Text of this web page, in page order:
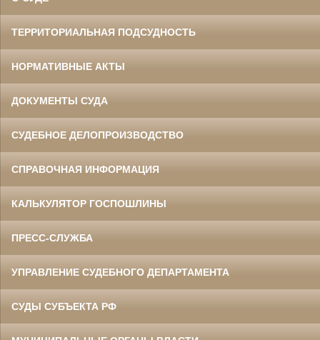
ТЕРРИТОРИАЛЬНАЯ ПОДСУДНОСТЬ
НОРМАТИВНЫЕ АКТЫ
ДОКУМЕНТЫ СУДА
СУДЕБНОЕ ДЕЛОПРОИЗВОДСТВО
СПРАВОЧНАЯ ИНФОРМАЦИЯ
КАЛЬКУЛЯТОР ГОСПОШЛИНЫ
ПРЕСС-СЛУЖБА
УПРАВЛЕНИЕ СУДЕБНОГО ДЕПАРТАМЕНТА
СУДЫ СУБЪЕКТА РФ